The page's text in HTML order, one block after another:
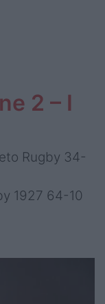
2 – I
Rugby 34-
1927 64-10